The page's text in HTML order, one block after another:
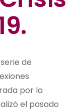
de
por la
el pasado